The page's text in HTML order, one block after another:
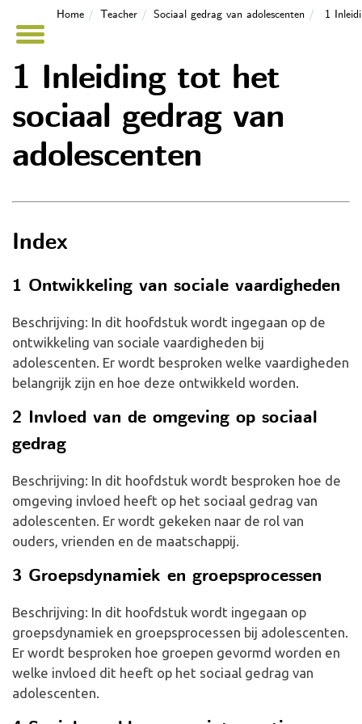
Home Teacher Sociaal gedrag van adolescenten 1
1 Inleiding tot het
sociaal gedrag van
adolescenten
Index
1 Ontwikkeling van sociale vaardigheden
Beschrijving: In dit hoofdstuk wordt ingegaan op de
ontwikkeling van sociale vaardigheden bij
adolescenten. Er wordt besproken welke vaardigheden
belangrijk zijn en hoe deze ontwikkeld worden.
2 Invloed van de omgeving op sociaal
gedrag
Beschrijving: In dit hoofdstuk wordt besproken hoe de
omgeving invloed heeft op het sociaal gedrag van
adolescenten. Er wordt gekeken naar de rol van
ouders, vrienden en de maatschappij.
3 Groepsdynamiek en groepsprocessen
Beschrijving: In dit hoofdstuk wordt ingegaan op
groepsdynamiek en groepsprocessen bij adolescenten.
Er wordt besproken hoe groepen gevormd worden en
welke invloed dit heeft op het sociaal gedrag van
adolescenten.